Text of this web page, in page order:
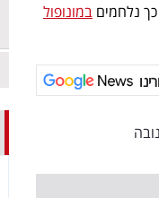
נלחמים במונופול